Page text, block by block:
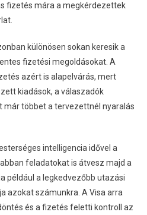
fizetés mára a megkérdezettek
különösen sokan keresik a
fizetési megoldásokat. A
azért is alapelvárás, mert
kiadások, a válaszadók
többet a tervezettnél nyaralás
intelligencia idővel a
feladatokat is átvesz majd a
például a legkedvezőbb utazási
azokat számunkra. A Visa arra
és a fizetés feletti kontroll az